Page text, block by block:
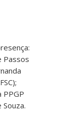
Passos
PPGP